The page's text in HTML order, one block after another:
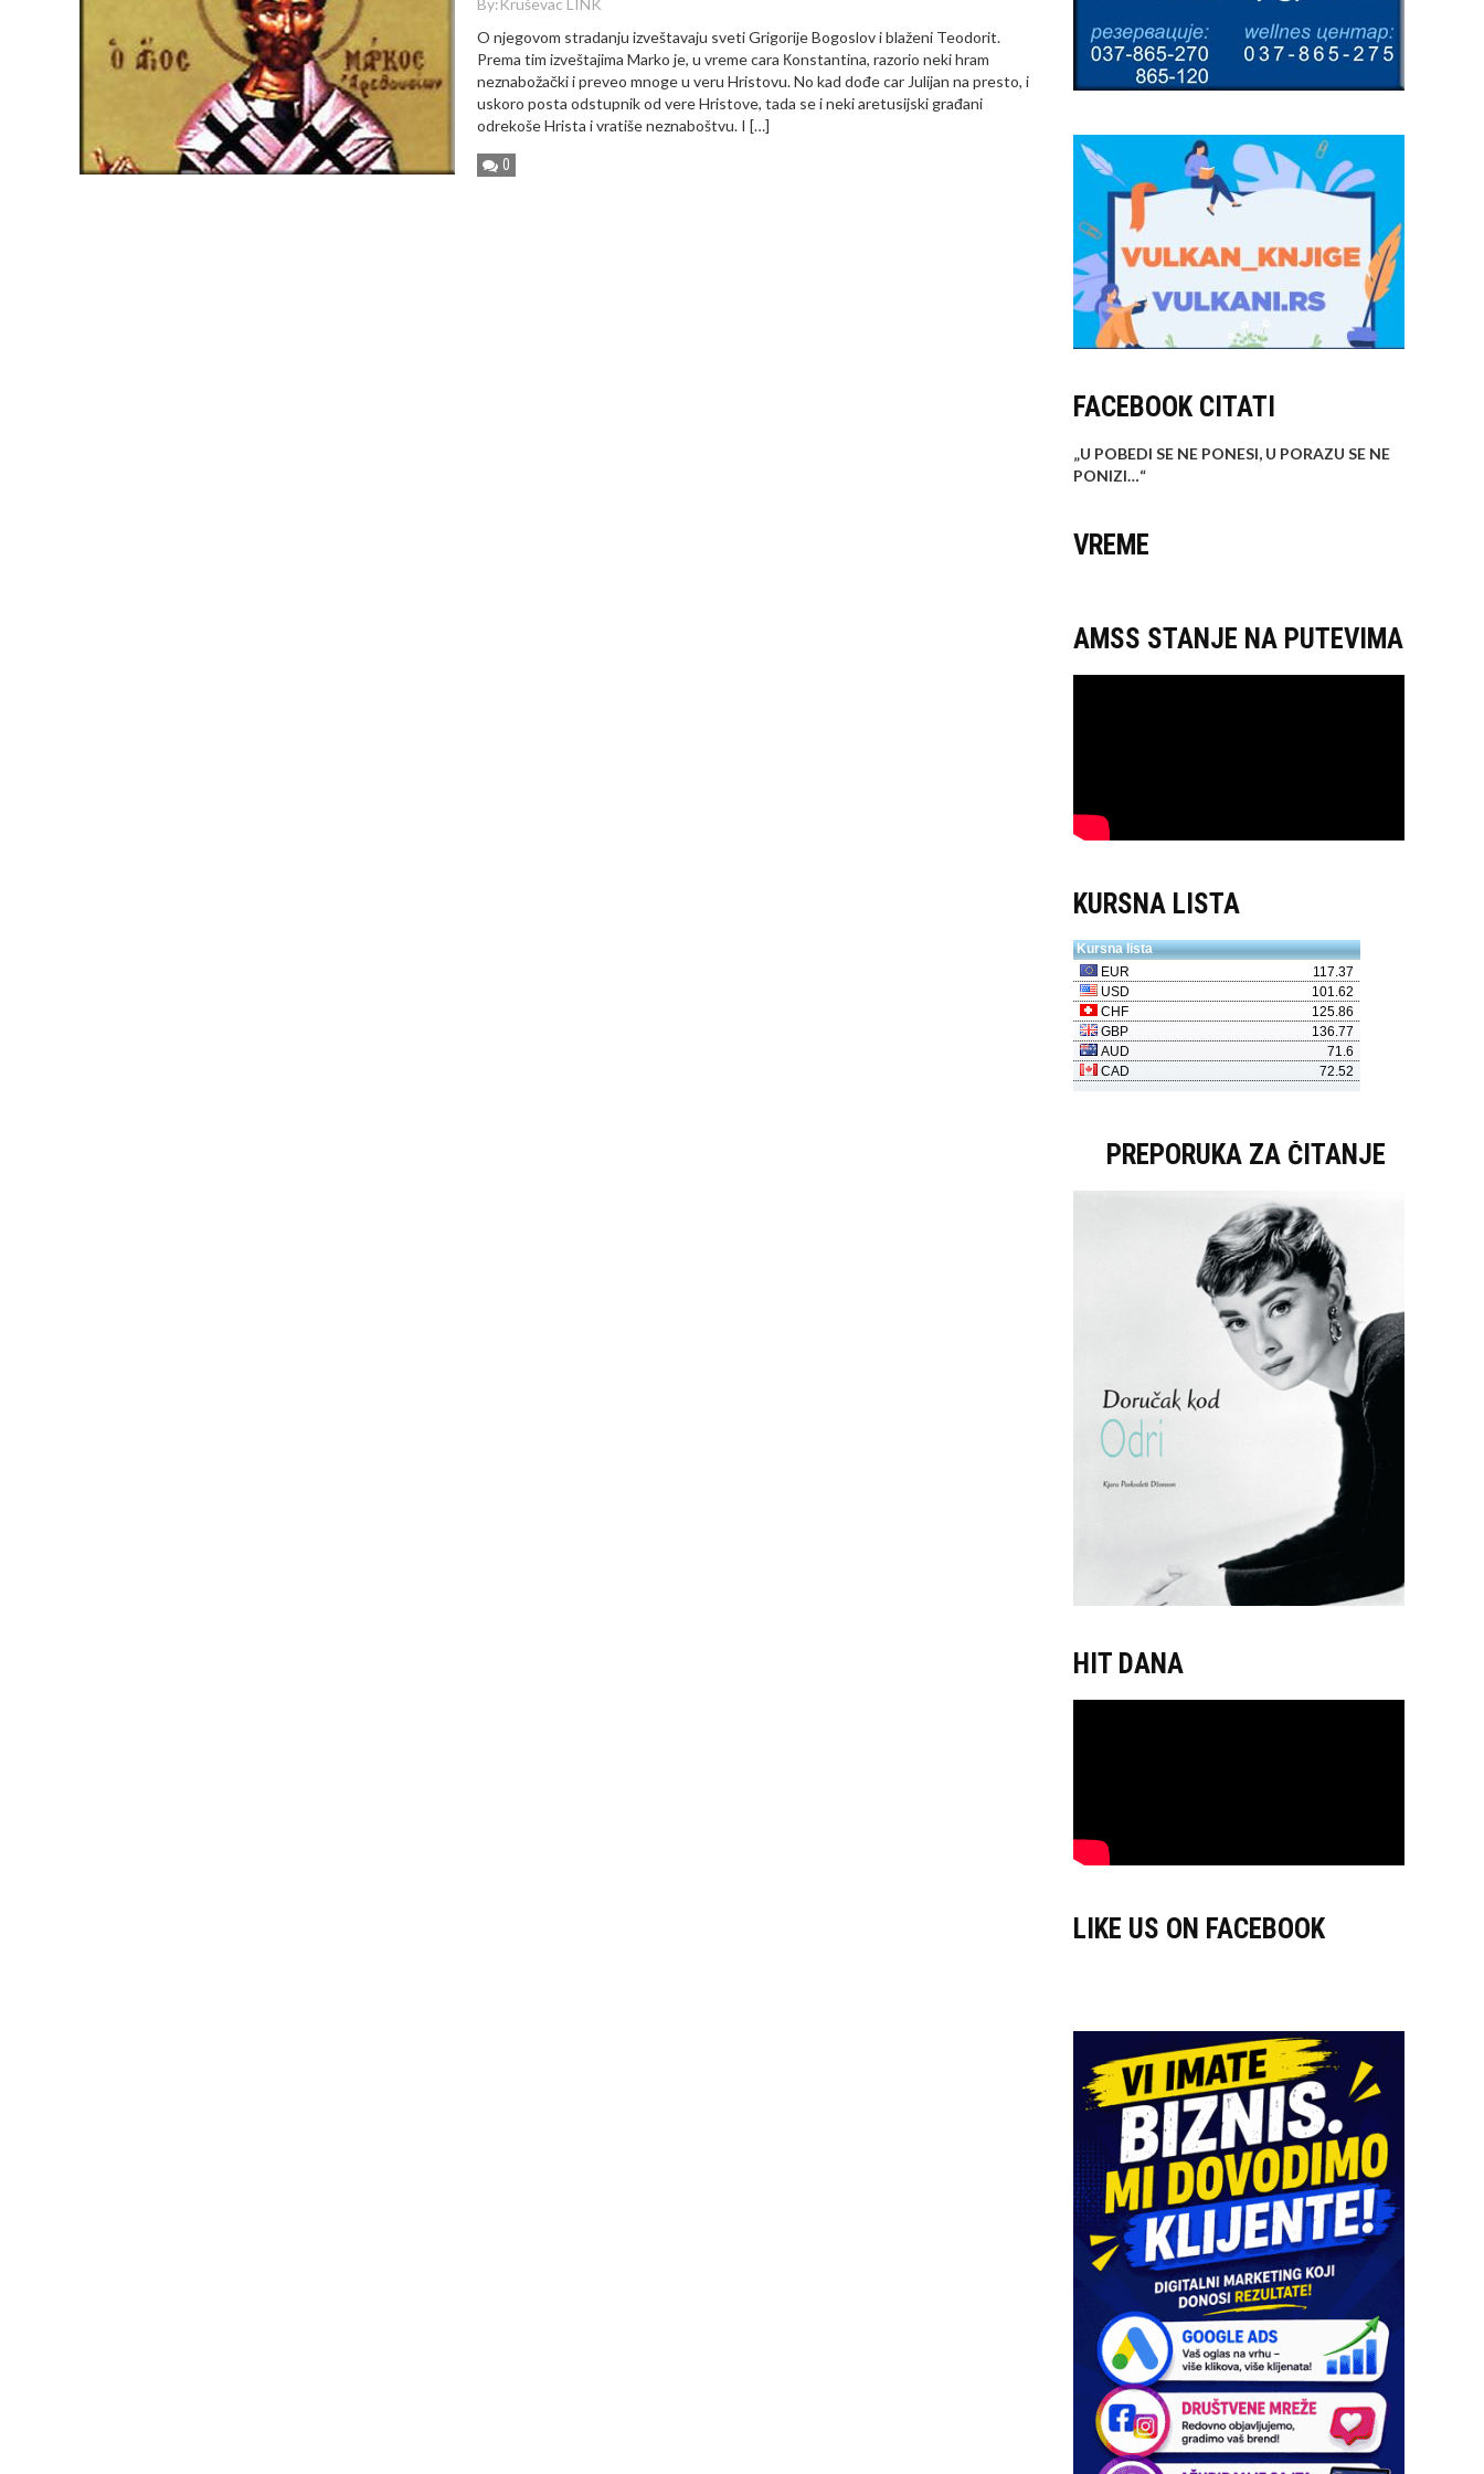
By:Kruševac LINK
O njegovom stradanju izveštavaju sveti Grigorije Bogoslov i blaženi Teodorit.
Prema tim izveštajima Marko je, u vreme cara Кonstantina, razorio neki hram
neznabožački i preveo mnoge u veru Hristovu. No kad dođe car Julijan na presto, i
uskoro posta odstupnik od vere Hristove, tada se i neki aretusijski građani
odrekoše Hrista i vratiše neznaboštvu. I […]
0
FACEBOOK CITATI
„U POBEDI SE NE PONESI, U PORAZU SE NE
PONIZI…“
VREME
AMSS STANJE NA PUTEVIMA
KURSNA LISTA
PREPORUKA ZA ČITANJE
HIT DANA
LIKE US ON FACEBOOK